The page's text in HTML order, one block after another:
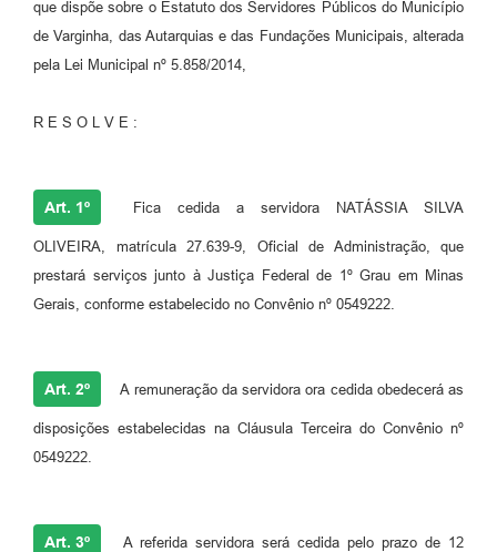
que dispõe sobre o Estatuto dos Servidores Públicos do Município
de Varginha, das Autarquias e das Fundações Municipais, alterada
pela Lei Municipal nº 5.858/2014,
R E S O L V E :
Art. 1º Fica cedida a servidora NATÁSSIA SILVA
OLIVEIRA, matrícula 27.639-9, Oficial de Administração, que
prestará serviços junto à Justiça Federal de 1º Grau em Minas
Gerais, conforme estabelecido no Convênio nº 0549222.
Art. 2º A remuneração da servidora ora cedida obedecerá as
disposições estabelecidas na Cláusula Terceira do Convênio nº
0549222.
Art. 3º A referida servidora será cedida pelo prazo de 12